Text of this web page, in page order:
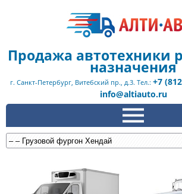
Продажа автотехники
назначения
г. Санкт-Петербург, Витебский пр., д.3. Тел.: +7
info@altiauto.ru